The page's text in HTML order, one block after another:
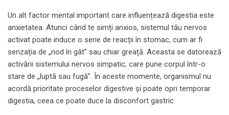
Un alt factor mental important care influențează digestia este
anxietatea. Atunci când te simți anxios, sistemul tău nervos
activat poate induce o serie de reacții în stomac, cum ar fi
senzația de „nod în gât” sau chiar greață. Aceasta se datorează
activării sistemului nervos simpatic, care pune corpul într-o
stare de „luptă sau fugă”. În aceste momente, organismul nu
acordă prioritate proceselor digestive și poate opri temporar
digestia, ceea ce poate duce la disconfort gastric.